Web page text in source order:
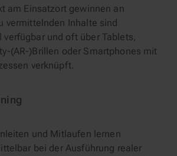
am Einsatzort gewinnen an
vermittelnden Inhalte sind
verfügbar und oft über Tablets,
(AR-)Brillen oder Smartphones mit
verknüpft.
und Mitlaufen lernen
bei der Ausführung realer